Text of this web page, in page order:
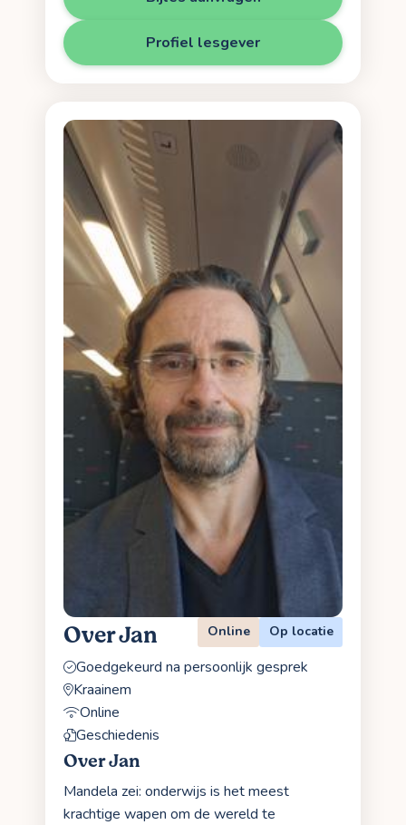
Profiel lesgever
Over Jan Online Op locatie
Goedgekeurd na persoonlijk gesprek
Kraainem
Online
Geschiedenis
Over Jan
Mandela zei: onderwijs is het meest
krachtige wapen om de wereld te